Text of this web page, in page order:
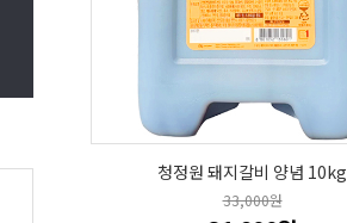
청정원 돼지갈비 양념 10kg
33,000원